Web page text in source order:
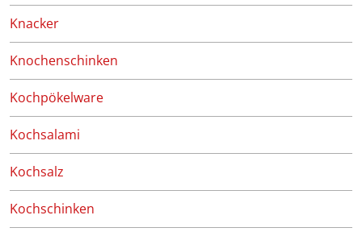
Knacker
Knochenschinken
Kochpökelware
Kochsalami
Kochsalz
Kochschinken